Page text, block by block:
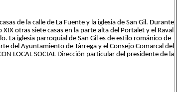
de la calle de La Fuente y la iglesia de San Gil. Durante
otras siete casas en la parte alta del Portalet y el Raval
La iglesia parroquial de San Gil es de estilo románico de
del Ayuntamiento de Tàrrega y el Consejo Comarcal del
LOCAL SOCIAL Dirección particular del presidente de la